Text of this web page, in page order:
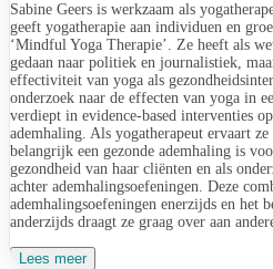
Sabine Geers is werkzaam als
geeft yogatherapie aan individuen en
‘Mindful Yoga Therapie’. Ze heeft als
gedaan naar politiek en journalistiek,
effectiviteit van yoga als
onderzoek naar de effecten van yoga in
verdiept in evidence-based interventies
ademhaling. Als yogatherapeut ervaart
belangrijk een gezonde ademhaling is
gezondheid van haar cliënten en als
achter ademhalingsoefeningen. Deze
ademhalingsoefeningen enerzijds en het
anderzijds draagt ze graag over aan
Lees meer